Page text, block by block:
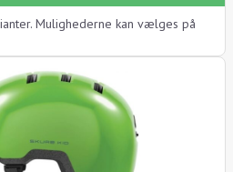
Mulighederne kan vælges på